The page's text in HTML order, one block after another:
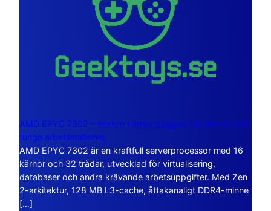
AMD EPYC 7302 – sexton kärnor byggda för servrar och
tunga arbetsstationer
AMD EPYC 7302 är en kraftfull serverprocessor med 16
kärnor och 32 trådar, utvecklad för virtualisering,
databaser och andra krävande arbetsuppgifter. Med Zen
2-arkitektur, 128 MB L3-cache, åttakanaligt DDR4-minne
[…]